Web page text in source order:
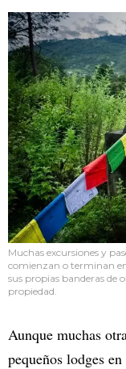
Muchas excursiones y
comienzan o terminan
sus propias banderas de
propiedad.
Aunque muchas
pequeños lodges